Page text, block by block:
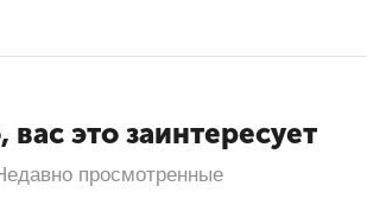
это заинтересует
просмотренные